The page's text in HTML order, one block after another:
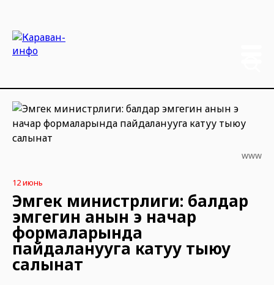
www
12 июнь
Эмгек министрлиги: балдар
эмгегин анын эң начар
формаларында
пайдаланууга катуу тыюу
салынат